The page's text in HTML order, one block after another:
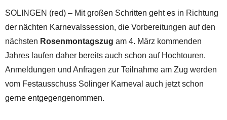
SOLINGEN (red) – Mit großen Schritten geht es in Richtung
der nächten Karnevalssession, die Vorbereitungen auf den
nächsten Rosenmontagszug am 4. März kommenden
Jahres laufen daher bereits auch schon auf Hochtouren.
Anmeldungen und Anfragen zur Teilnahme am Zug werden
vom Festausschuss Solinger Karneval auch jetzt schon
gerne entgegengenommen.